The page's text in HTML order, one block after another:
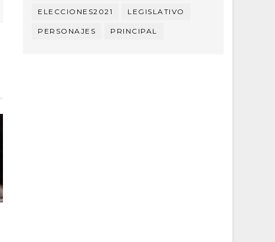
ELECCIONES2021 LEGISLATIVO
PERSONAJES PRINCIPAL